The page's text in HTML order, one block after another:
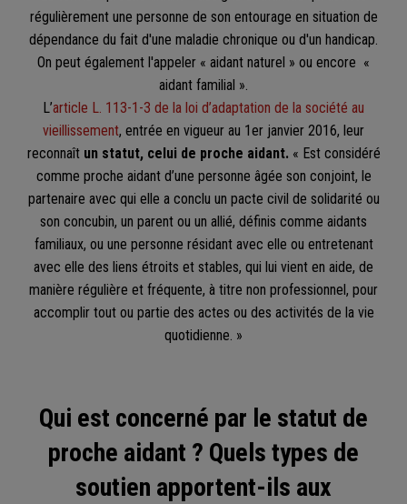
régulièrement une personne de son entourage en situation de
dépendance du fait d'une maladie chronique ou d'un handicap.
On peut également l'appeler « aidant naturel » ou encore «
aidant familial ».
L’article L. 113-1-3 de la loi d’adaptation de la société au
vieillissement, entrée en vigueur au 1er janvier 2016, leur
reconnaît un statut, celui de proche aidant. « Est considéré
comme proche aidant d’une personne âgée son conjoint, le
partenaire avec qui elle a conclu un pacte civil de solidarité ou
son concubin, un parent ou un allié, définis comme aidants
familiaux, ou une personne résidant avec elle ou entretenant
avec elle des liens étroits et stables, qui lui vient en aide, de
manière régulière et fréquente, à titre non professionnel, pour
accomplir tout ou partie des actes ou des activités de la vie
quotidienne. »
Qui est concerné par le statut de
proche aidant ? Quels types de
soutien apportent-ils aux